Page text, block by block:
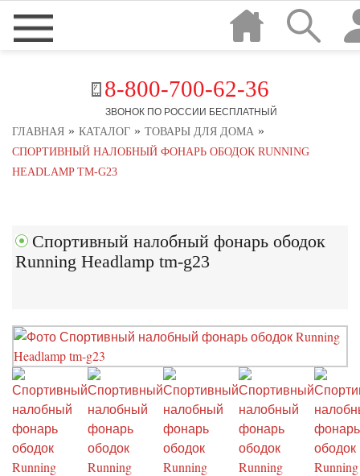
8-800-700-62-36
ЗВОНОК ПО РОССИИ БЕСПЛАТНЫЙ
ГЛАВНАЯ » КАТАЛОГ » ТОВАРЫ ДЛЯ ДОМА »
СПОРТИВНЫЙ НАЛОБНЫЙ ФОНАРЬ ОБОДОК RUNNING
HEADLAMP TM-G23
Спортивный налобный фонарь ободок
Running Headlamp tm-g23